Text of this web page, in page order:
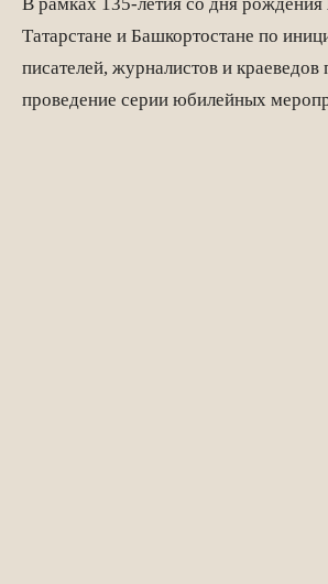
Татарстане и Башкортостане по
писателей, журналистов и краеведов
проведение серии юбилейных